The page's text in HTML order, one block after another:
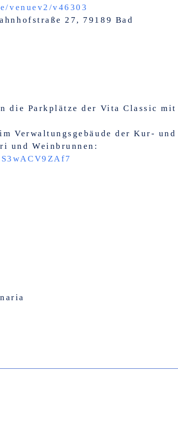
venuev2/v46303
27, 79189 Bad
die Parkplätze der Vita Classic mit
Verwaltungsgebäude der Kur- und
und Weinbrunnen: